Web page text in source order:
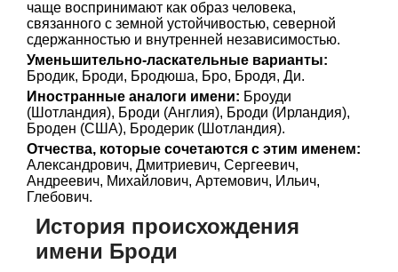
чаще воспринимают как образ человека,
связанного с земной устойчивостью, северной
сдержанностью и внутренней независимостью.
Уменьшительно-ласкательные варианты:
Бродик, Броди, Бродюша, Бро, Бродя, Ди.
Иностранные аналоги имени: Броуди
(Шотландия), Броди (Англия), Броди (Ирландия),
Броден (США), Бродерик (Шотландия).
Отчества, которые сочетаются с этим именем:
Александрович, Дмитриевич, Сергеевич,
Андреевич, Михайлович, Артемович, Ильич,
Глебович.
История происхождения
имени Броди